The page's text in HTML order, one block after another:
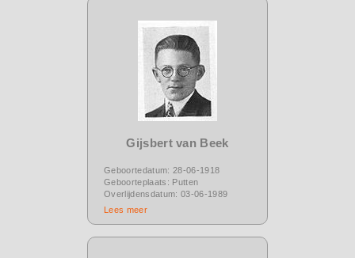
Gijsbert van Beek
Geboortedatum: 28-06-1918
Geboorteplaats: Putten
Overlijdensdatum: 03-06-1989
Lees meer